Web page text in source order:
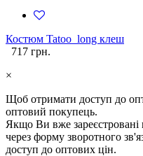
Костюм Tatoo_long клеш
717 грн.
×
Щоб отримати доступ до
оптовий покупець.
Якщо Ви вже зареєстровані
через форму зворотного
доступ до оптових цін.